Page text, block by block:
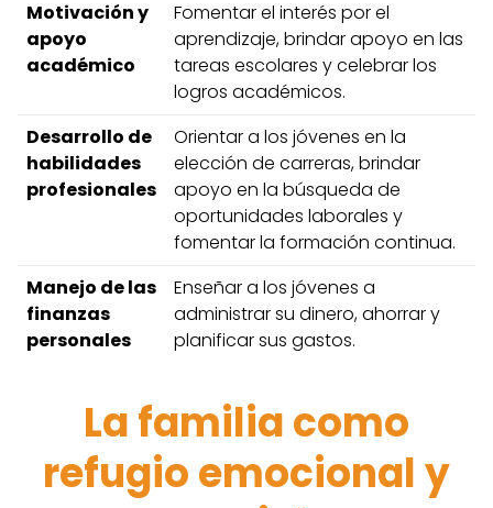
Motivación y
apoyo
académico
Fomentar el interés por el
aprendizaje, brindar apoyo en las
tareas escolares y celebrar los
logros académicos.
Desarrollo de
habilidades
profesionales
Orientar a los jóvenes en la
elección de carreras, brindar
apoyo en la búsqueda de
oportunidades laborales y
fomentar la formación continua.
Manejo de las
finanzas
personales
Enseñar a los jóvenes a
administrar su dinero, ahorrar y
planificar sus gastos.
La familia como
refugio emocional y